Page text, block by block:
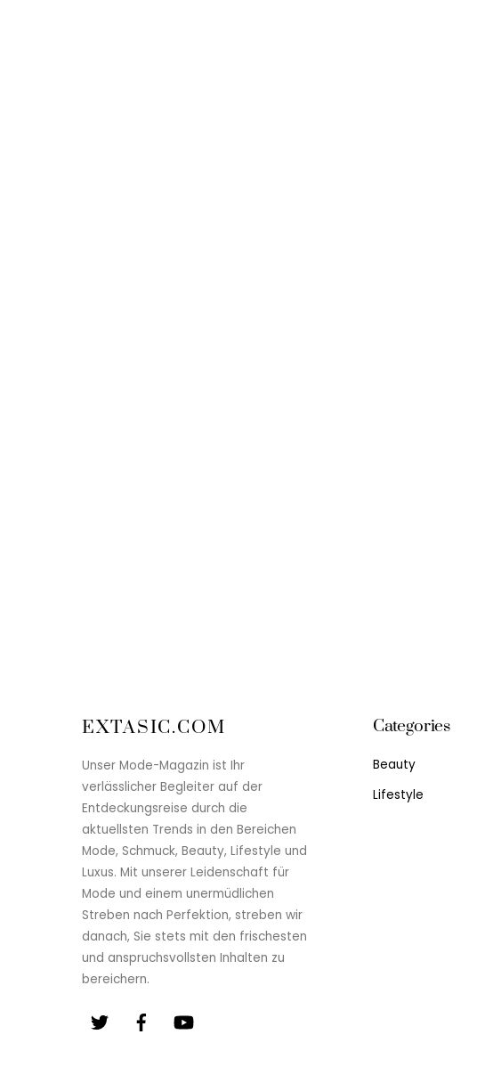
EXTASIC.COM
Unser Mode-Magazin ist Ihr
verlässlicher Begleiter auf der
Entdeckungsreise durch die
aktuellsten Trends in den Bereichen
Mode, Schmuck, Beauty, Lifestyle und
Luxus. Mit unserer Leidenschaft für
Mode und einem unermüdlichen
Streben nach Perfektion, streben wir
danach, Sie stets mit den frischesten
und anspruchsvollsten Inhalten zu
bereichern.
Twitter
Categories
Beauty
Lifestyle